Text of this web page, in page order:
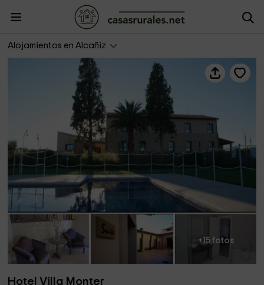
Alojamientos en Alcañiz
+15 fotos
Hotel Villa Monter